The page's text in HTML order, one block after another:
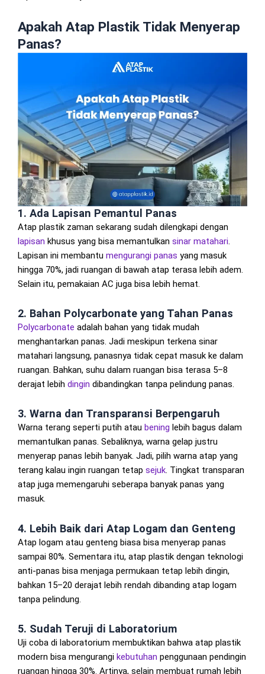
Apakah Atap Plastik Tidak Menyerap
Panas?
1. Ada Lapisan Pemantul Panas
Atap plastik zaman sekarang sudah dilengkapi dengan
lapisan khusus yang bisa memantulkan sinar matahari.
Lapisan ini membantu mengurangi panas yang masuk
hingga 70%, jadi ruangan di bawah atap terasa lebih adem.
Selain itu, pemakaian AC juga bisa lebih hemat.
2. Bahan Polycarbonate yang Tahan Panas
Polycarbonate adalah bahan yang tidak mudah
menghantarkan panas. Jadi meskipun terkena sinar
matahari langsung, panasnya tidak cepat masuk ke dalam
ruangan. Bahkan, suhu dalam ruangan bisa terasa 5–8
derajat lebih dingin dibandingkan tanpa pelindung panas.
3. Warna dan Transparansi Berpengaruh
Warna terang seperti putih atau bening lebih bagus dalam
memantulkan panas. Sebaliknya, warna gelap justru
menyerap panas lebih banyak. Jadi, pilih warna atap yang
terang kalau ingin ruangan tetap sejuk. Tingkat transparan
atap juga memengaruhi seberapa banyak panas yang
masuk.
4. Lebih Baik dari Atap Logam dan Genteng
Atap logam atau genteng biasa bisa menyerap panas
sampai 80%. Sementara itu, atap plastik dengan teknologi
anti-panas bisa menjaga permukaan tetap lebih dingin,
bahkan 15–20 derajat lebih rendah dibanding atap logam
tanpa pelindung.
5. Sudah Teruji di Laboratorium
Uji coba di laboratorium membuktikan bahwa atap plastik
modern bisa mengurangi kebutuhan penggunaan pendingin
ruangan hingga 30%. Artinya, selain membuat rumah lebih